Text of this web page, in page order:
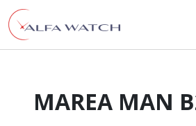
Przejdź do treści
Main Navigation
MAREA MAN